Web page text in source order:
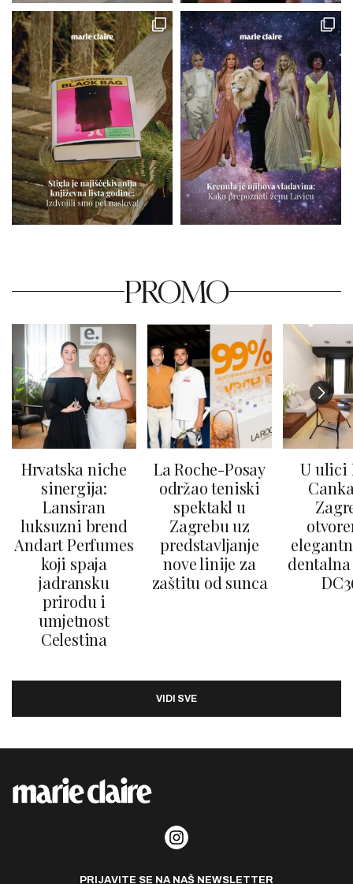
PROMO
Hrvatska niche
sinergija:
Lansiran
luksuzni brend
Andart Perfumes
koji spaja
jadransku
prirodu i
umjetnost
Celestina
La Roche-Posay
održao teniski
spektakl u
Zagrebu uz
predstavljanje
nove linije za
zaštitu od sunca
U ulici
VIDI SVE
PRIJAVITE SE NA NAŠ NEWSLETTER